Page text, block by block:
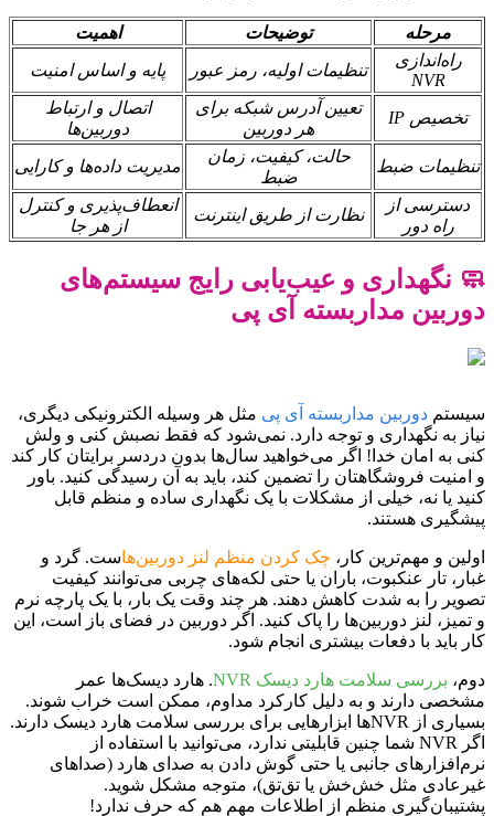
مرحله توضیحات
اهمیت
راه‌اندازی
NVR
تنظیمات اولیه، رمز عبور پایه و اساس امنیت
تخصیص IP
تعیین آدرس شبکه برای
هر دوربین
اتصال و ارتباط
دوربین‌ها
تنظیمات ضبط
حالت، کیفیت، زمان
ضبط
مدیریت داده‌ها و کارایی
دسترسی از
راه دور
نظارت از طریق اینترنت
انعطاف‌پذیری و کنترل
از هر جا
🧼 نگهداری و عیب‌یابی رایج سیستم‌های
دوربین مداربسته آی پی
سیستم دوربین مداربسته آی پی مثل هر وسیله الکترونیکی دیگری،
نیاز به نگهداری و توجه دارد. نمی‌شود که فقط نصبش کنی و ولش
کنی به امان خدا! اگر می‌خواهید سال‌ها بدون دردسر برایتان کار کند
و امنیت فروشگاهتان را تضمین کند، باید به آن رسیدگی کنید. باور
کنید یا نه، خیلی از مشکلات با یک نگهداری ساده و منظم قابل
پیشگیری هستند.
اولین و مهم‌ترین کار، چک کردن منظم لنز دوربین‌هاست. گرد و
غبار، تار عنکبوت، باران یا حتی لکه‌های چربی می‌توانند کیفیت
تصویر را به شدت کاهش دهند. هر چند وقت یک بار، با یک پارچه نرم
و تمیز، لنز دوربین‌ها را پاک کنید. اگر دوربین در فضای باز است، این
کار باید با دفعات بیشتری انجام شود.
دوم، بررسی سلامت هارد دیسک NVR
. هارد دیسک‌ها عمر
مشخصی دارند و به دلیل کارکرد مداوم، ممکن است خراب شوند.
بسیاری از NVRها ابزارهایی برای بررسی سلامت هارد دیسک دارند.
اگر NVR شما چنین قابلیتی ندارد، می‌توانید با استفاده از
نرم‌افزارهای جانبی یا حتی گوش دادن به صدای هارد (صداهای
غیرعادی مثل خش‌خش یا تق‌تق)، متوجه مشکل شوید.
پشتیبان‌گیری منظم از اطلاعات مهم هم که حرف ندارد!